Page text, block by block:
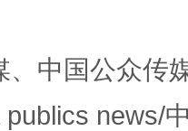
、中国公众传
publics news/